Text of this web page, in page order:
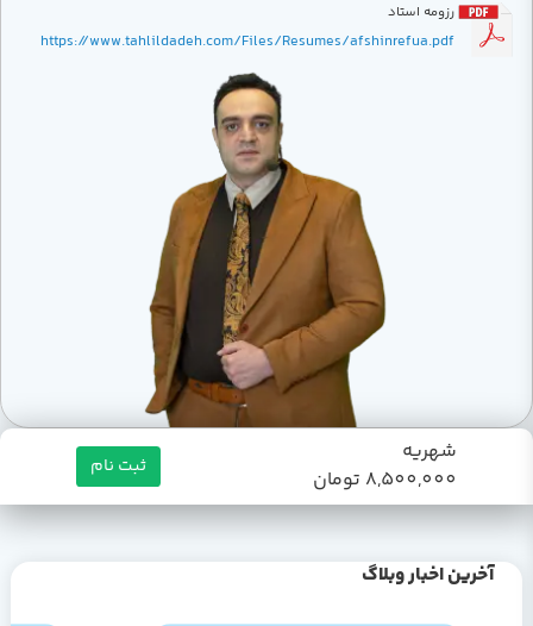
شهریه
8,500,000 تومان
ثبت نام
رزومه استاد
https://www.tahlildadeh.com/Files/Resumes/afshinrefua.pdf
آخرین اخبار وبلاگ